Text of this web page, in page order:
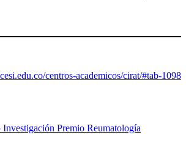
centros-academicos/cirat/#tab-1098
Investigación Premio Reumatología